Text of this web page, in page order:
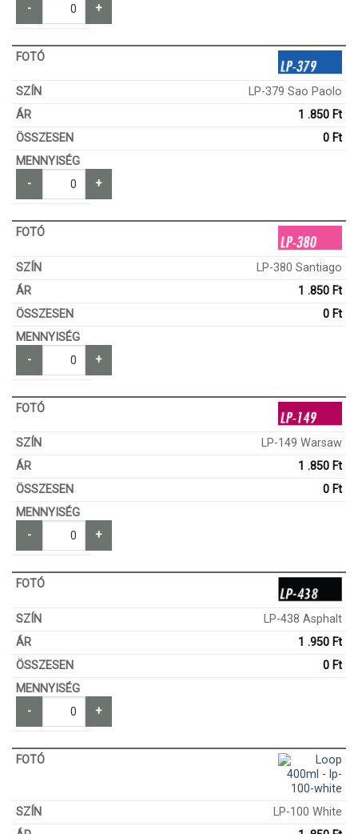
- +
LP-379 Sao Paolo
1 .850 Ft
0 Ft
- +
LP-380 Santiago
1 .850 Ft
0 Ft
- +
LP-149 Warsaw
1 .850 Ft
0 Ft
- +
LP-438 Asphalt
1 .950 Ft
0 Ft
- +
LP-100 White